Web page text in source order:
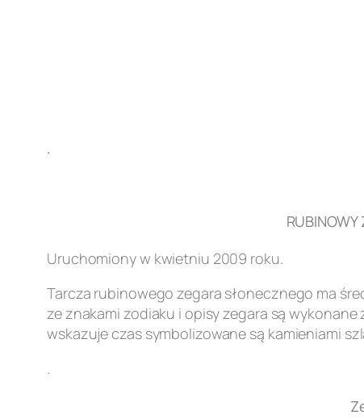
.
Uruchomiony w kwietniu 2009 roku.
Tarcza rubinowego zegara słonecznego ma
ze znakami zodiaku i opisy zegara są
wskazuje czas symbolizowane są kamieniami
.